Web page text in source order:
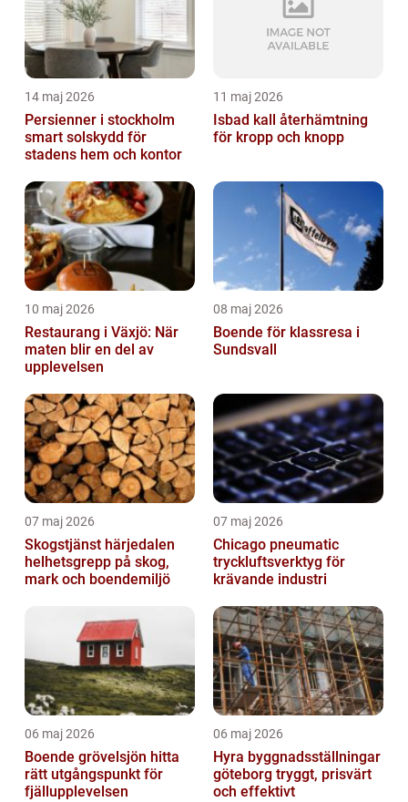
14 maj 2026
Persienner i stockholm
smart solskydd för
stadens hem och kontor
11 maj 2026
Isbad kall återhämtning
för kropp och knopp
10 maj 2026
Restaurang i Växjö: När
maten blir en del av
upplevelsen
08 maj 2026
Boende för klassresa i
Sundsvall
07 maj 2026
Skogstjänst härjedalen
helhetsgrepp på skog,
mark och boendemiljö
07 maj 2026
Chicago pneumatic
tryckluftsverktyg för
krävande industri
06 maj 2026
Boende grövelsjön hitta
rätt utgångspunkt för
fjällupplevelsen
06 maj 2026
Hyra byggnadsställningar
göteborg tryggt, prisvärt
och effektivt